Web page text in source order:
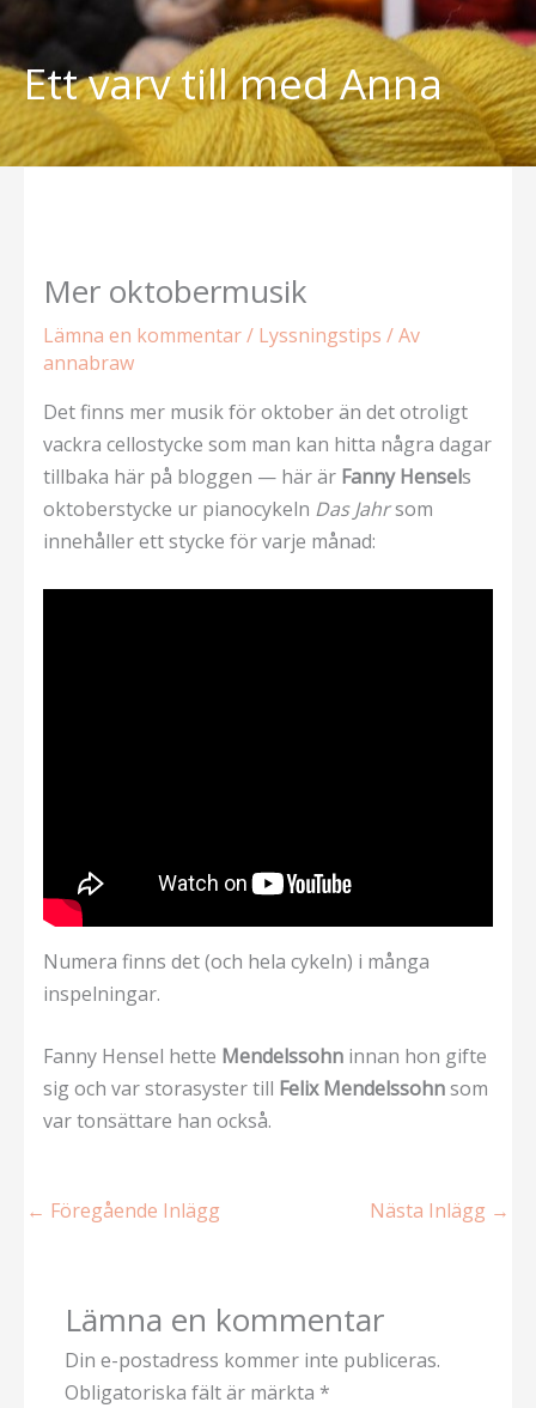
innehåll
Ett varv till med Anna
Mer oktobermusik
Lämna en kommentar/ Lyssningstips / Av
annabraw
Det finns mer musik för oktober än det otroligt
vackra cellostycke som man kan hitta några dagar
tillbaka här på bloggen — här är Fanny Hensels
oktoberstycke ur pianocykeln Das Jahrsom
innehåller ett stycke för varje månad:
Numera finns det (och hela cykeln) i många
inspelningar.
Fanny Hensel hette Mendelssohn innan hon gifte
sig och var storasyster till Felix Mendelssohnsom
var tonsättare han också.
← Föregående Inlägg Nästa Inlägg →
Lämna en kommentar
Din e-postadress kommer inte publiceras.
Obligatoriska fält är märkta *